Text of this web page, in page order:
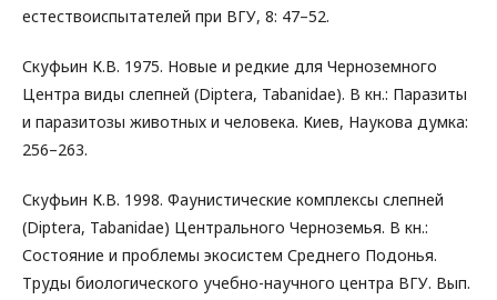
естествоиспытателей при ВГУ, 8: 47–52.
Скуфьин К.В. 1975. Новые и редкие для Черноземного
Центра виды слепней (Diptera, Tabanidae). В кн.: Паразиты
и паразитозы животных и человека. Киев, Наукова думка:
256–263.
Скуфьин К.В. 1998. Фаунистические комплексы слепней
(Diptera, Tabanidae) Центрального Черноземья. В кн.:
Состояние и проблемы экосистем Среднего Подонья.
Труды биологического учебно-научного центра ВГУ. Вып.